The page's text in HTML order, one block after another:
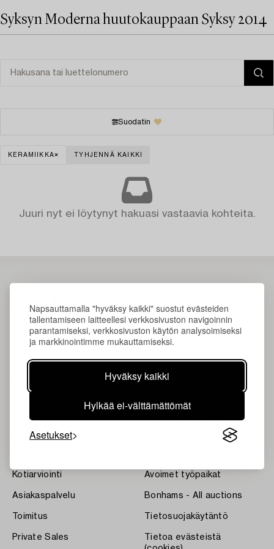
Napsauttamalla "hyväksy kaikki" suostut evästeiden
tallentamiseen laitteellesi verkkosivuston navigoinnin
parantamiseksi, verkkosivuston käytön analysoimiseksi
ja markkinointimme mukauttamiseksi.
Hyväksy kaikki
Hylkää ei-välttämättömät
Asetukset
Syksyn Moderna huutokauppaan Syksy 2014
Suodatin
KERAMIIKKA TYHJENNÄ KAIKKI
Juuri nyt ei löytynyt hakuasi vastaavia kohteita.
Tulokset
Kotiarviointi
Asiakaspalvelu
Toimitus
Private Sales
Ehdot
Bukipedia
Systembolaget's Wine and
Avoimet työpaikat
Bonhams - All auctions
Tietosuojakäytäntö
Tietoa evästeistä